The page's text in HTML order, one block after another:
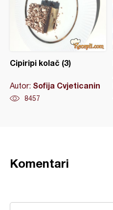
Cipiripi kolač (3)
Autor: Sofija Cvjeticanin
8457
Komentari